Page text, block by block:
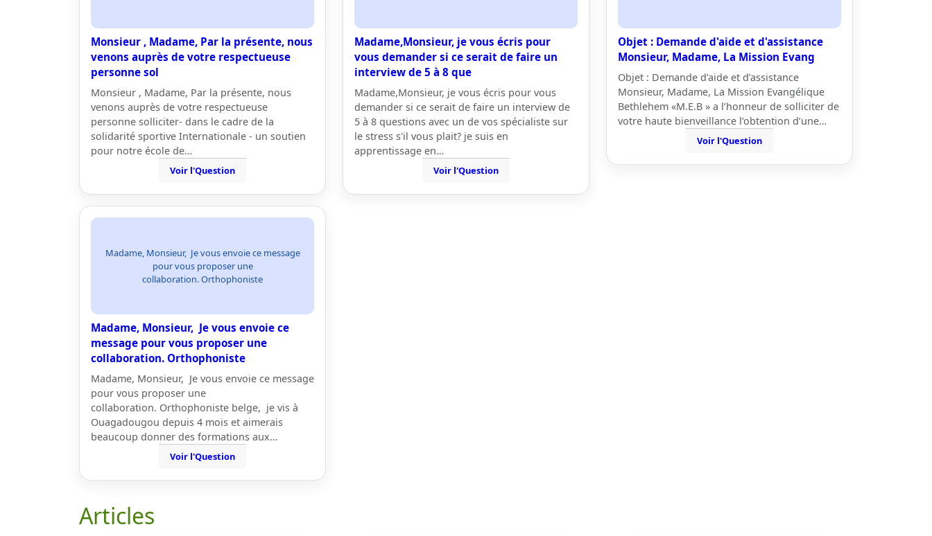
Monsieur , Madame, Par la présente, nous
venons auprès de votre respectueuse
personne sol
Monsieur , Madame, Par la présente, nous
venons auprès de votre respectueuse
personne solliciter- dans le cadre de la
solidarité sportive Internationale - un soutien
pour notre école de…
Voir l'Question
Madame,Monsieur, je vous écris pour
vous demander si ce serait de faire un
interview de 5 à 8 que
Madame,Monsieur, je vous écris pour vous
demander si ce serait de faire un interview de
5 à 8 questions avec un de vos spécialiste sur
le stress s'il vous plait? je suis en
apprentissage en…
Voir l'Question
Objet : Demande d'aide et d'assistance
Monsieur, Madame, La Mission Evang
Objet : Demande d’aide et d’assistance
Monsieur, Madame, La Mission Evangélique
Bethlehem «M.E.B » a l’honneur de solliciter de
votre haute bienveillance l’obtention d’une…
Voir l'Question
Madame, Monsieur, Je vous envoie ce message
pour vous proposer une
collaboration. Orthophoniste
Madame, Monsieur, Je vous envoie ce
message pour vous proposer une
collaboration. Orthophoniste
Madame, Monsieur, Je vous envoie ce message
pour vous proposer une
collaboration. Orthophoniste belge, je vis à
Ouagadougou depuis 4 mois et aimerais
beaucoup donner des formations aux…
Voir l'Question
Articles